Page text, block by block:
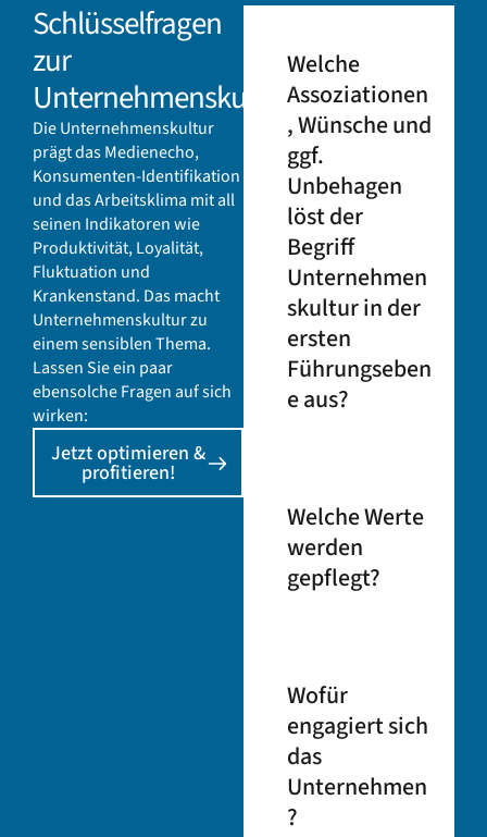
Schlüsselfragen
zur
Unternehmenskultur
Die Unternehmenskultur
prägt das Medienecho,
Konsumenten-Identifikation
und das Arbeitsklima mit all
seinen Indikatoren wie
Produktivität, Loyalität,
Fluktuation und
Krankenstand. Das macht
Unternehmenskultur zu
einem sensiblen Thema.
Lassen Sie ein paar
ebensolche Fragen auf sich
wirken:
Jetzt optimieren &
profitieren!
Welche
Assoziationen
,Wünsche und
ggf.
Unbehagen
löst der
Begriff
Unternehmen
skultur inder
ersten
Führungseben
e aus?
WelcheWerte
werden
gepflegt?
Wofür
engagiertsich
das
Unternehmen
?